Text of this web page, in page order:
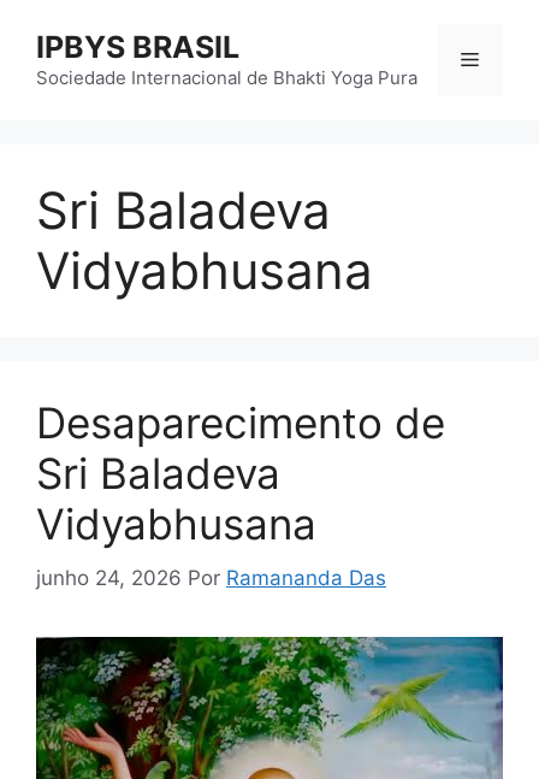
paraIPBYS BRASIL
Sociedade Internacional de Bhakti Yoga Pura
Menu
Sri Baladeva
Vidyabhusana
Desaparecimento de
Sri Baladeva
Vidyabhusana
junho 24, 2026 Por Ramananda Das